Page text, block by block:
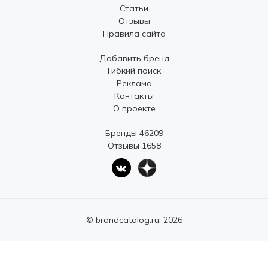
Статьи
Отзывы
Правила сайта
Добавить бренд
Гибкий поиск
Реклама
Контакты
О проекте
Бренды 46209
Отзывы 1658
© brandcatalog.ru, 2026